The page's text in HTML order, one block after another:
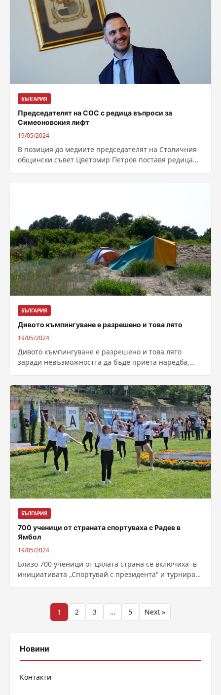
БЪЛГАРИЯ
Председателят на СОС с редица въпроси за
Симеоновския лифт
19/05/2024
В позиция до медиите председателят на Столичния
общински съвет Цветомир Петров поставя редица
БЪЛГАРИЯ
Дивото къмпингуване е разрешено и това лято
19/05/2024
Дивото къмпингуване е разрешено и това лято
заради невъзможността да бъде приета наредба,
кемпери....
БЪЛГАРИЯ
700 ученици от страната спортуваха с Радев в
Ямбол
19/05/2024
Близо 700 ученици от цялата страна се включиха в
инициативата „Спортувай с президента“ и турнира
Разделяне
публикациите
1 2 3 … 5 Next »
Новини
Контакти